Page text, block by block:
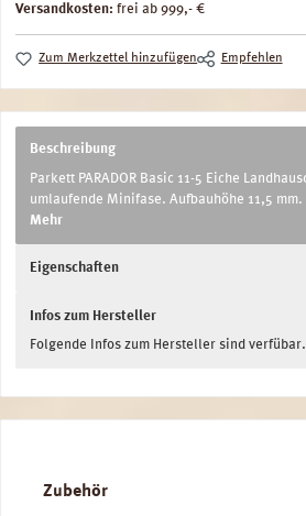
Versandkosten: frei ab 999,- €
Zum Merkzettel hinzufügen Empfehlen
Beschreibung
Parkett PARADOR Basic 11-5 Eiche
umlaufende Minifase. Aufbauhöhe 11,5
Mehr
Eigenschaften
Infos zum Hersteller
Folgende Infos zum Hersteller sind
Produktgalerie überspringen
Zubehör